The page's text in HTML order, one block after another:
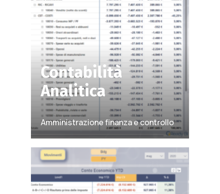
Contabilità
Analitica
Amministrazione finanza e controllo